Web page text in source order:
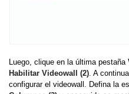
Luego, clique en la última pestaña
Habilitar Videowall (2) . A
configurar el videowall. Defina la